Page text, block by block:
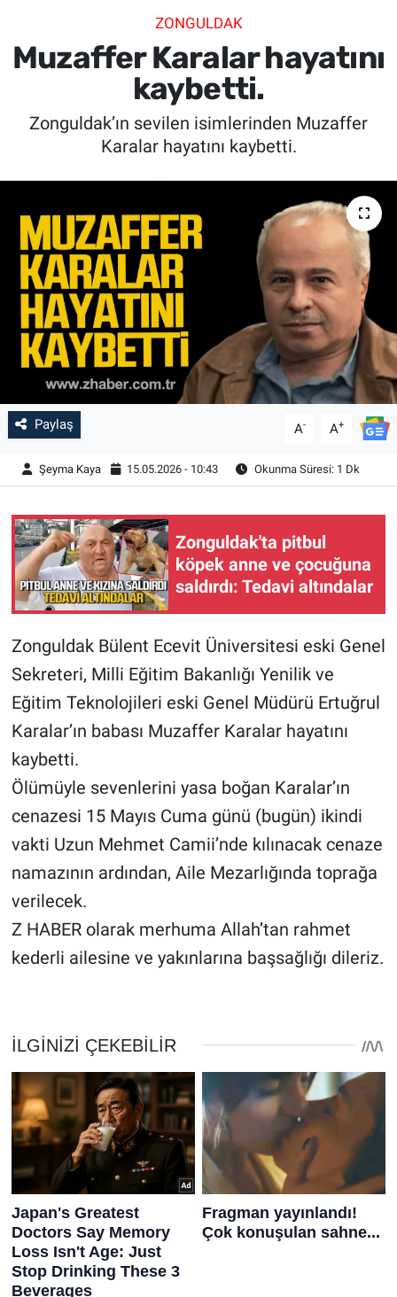
ZONGULDAK
Muzaffer Karalar hayatını
kaybetti.
Zonguldak’ın sevilen isimlerinden Muzaffer
Karalar hayatını kaybetti.
Paylaş A- A+
Şeyma Kaya 15.05.2026 - 10:43 Okunma Süresi: 1 Dk
Zonguldak'ta pitbul
köpek anne ve çocuğuna
saldırdı: Tedavi altındalar
Zonguldak Bülent Ecevit Üniversitesi eski Genel
Sekreteri, Milli Eğitim Bakanlığı Yenilik ve
Eğitim Teknolojileri eski Genel Müdürü Ertuğrul
Karalar’ın babası Muzaffer Karalar hayatını
kaybetti.
Ölümüyle sevenlerini yasa boğan Karalar’ın
cenazesi 15 Mayıs Cuma günü (bugün) ikindi
vakti Uzun Mehmet Camii’nde kılınacak cenaze
namazının ardından, Aile Mezarlığında toprağa
verilecek.
Z HABER olarak merhuma Allah’tan rahmet
kederli ailesine ve yakınlarına başsağlığı dileriz.
SAĞLIK